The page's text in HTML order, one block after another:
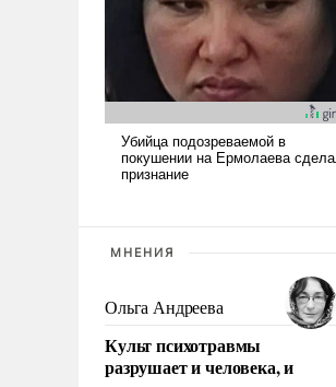
МНЕНИЯ
Ольга Андреева
Культ психотравмы
разрушает и человека, и